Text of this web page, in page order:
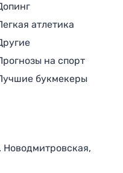
атлетика
на спорт
букмекеры
Новодмитровская,